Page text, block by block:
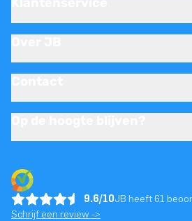
9.6/10JB heeft 61
Schrijf een review ->